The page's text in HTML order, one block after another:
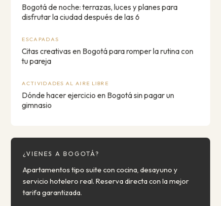
Bogotá de noche: terrazas, luces y planes para
disfrutar la ciudad después de las 6
ESCAPADAS
Citas creativas en Bogotá para romper la rutina con
tu pareja
ACTIVIDADES AL AIRE LIBRE
Dónde hacer ejercicio en Bogotá sin pagar un
gimnasio
¿VIENES A BOGOTÁ?
Apartamentos tipo suite con cocina, desayuno y
servicio hotelero real. Reserva directa con la mejor
tarifa garantizada.